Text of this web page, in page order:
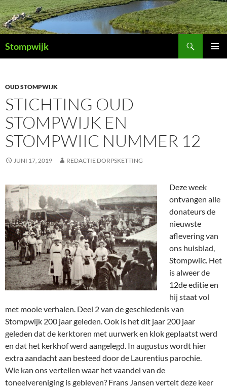
Ga
naar
de
inhoud
Stompwijk
OUD STOMPWIJK
STICHTING OUD
STOMPWIJK EN
STOMPWIIC NUMMER 12
JUNI 17, 2019 REDACTIE DORPSKETTING
Deze week
ontvangen alle
donateurs de
nieuwste
aflevering van
ons huisblad,
Stompwiic. Het
is alweer de
12de editie en
hij staat vol
met mooie verhalen. Deel 2 van de geschiedenis van
Stompwijk 200 jaar geleden. Ook is het dit jaar 200 jaar
geleden dat de kerktoren met uurwerk en klok geplaatst werd
en dat het kerkhof werd aangelegd. In augustus wordt hier
extra aandacht aan besteed door de Laurentius parochie.
Wie kan ons vertellen waar het vaandel van de
toneelvereniging is gebleven? Frans Jansen vertelt deze keer